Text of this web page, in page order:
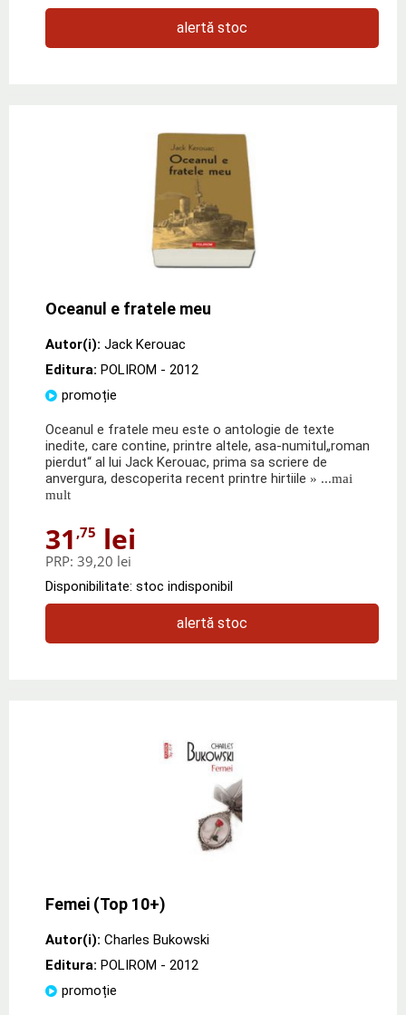
alertă stoc
Oceanul e fratele meu
Autor(i): Jack Kerouac
Editura: POLIROM - 2012
promoție
Oceanul e fratele meu este o antologie de texte
inedite, care contine, printre altele, asa-numitul„roman
pierdut“ al lui Jack Kerouac, prima sa scriere de
anvergura, descoperita recent printre hirtiile » ...mai
mult
31 ,75 lei
PRP: 39,20 lei
Disponibilitate: stoc indisponibil
alertă stoc
Femei (Top 10+)
Autor(i): Charles Bukowski
Editura: POLIROM - 2012
promoție